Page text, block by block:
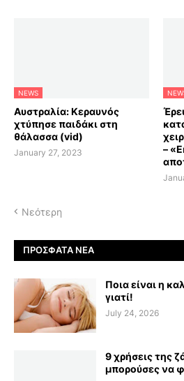
NEWS
Αυστραλία: Κεραυνός
χτύπησε παιδάκι στη
θάλασσα (vid)
January 27, 2023
–
Νεότερη
ΠΡΌΣΦΑΤΑ ΝΈΑ
Ποια είναι η
γιατί!
July 24, 2026
9 χρήσεις της
μπορούσες να